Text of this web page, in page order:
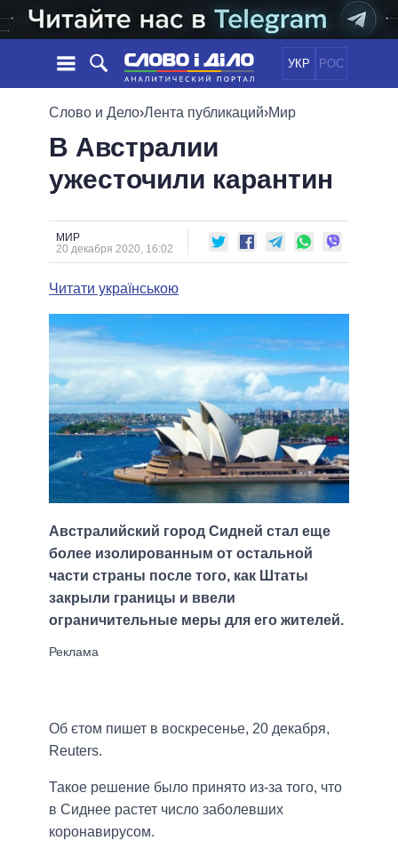
УКР РОС
НОВОСТИ
ЛЕНТА
СОБЫТИЯ
МНЕНИЯ
ОБЗОРЫ
ДАЙДЖЕСТЫ
ПОЛИТИКА
ЭКОНОМИКА
ОБЕЩАНИЯ
ПОЛИТИКИ
ВСЕ ПОЛИТИКИ
ПРЕЗИДЕНТ И ОФИС
ВЕРХОВНАЯ РАДА
ГЛАВЫ ОБЛАДМИНИСТРАЦИЙ
МЭРЫ
ВСЕ ПЕРСОНЫ
ИНФОГРАФИКА
ВИДЕО
СРАВНЕНИЕ ПОЛИТИКОВ
Слово и Дело›Лента публикаций›Мир
В Австралии
ужесточили карантин
МИР
20 декабря 2020, 16:02
Читати українською
Австралийский город Сидней стал еще
более изолированным от остальной
части страны после того, как Штаты
закрыли границы и ввели
ограничительные меры для его жителей.
Об єтом пишет в воскресенье, 20 декабря,
Reuters.
Такое решение было принято из-за того, что
в Сиднее растет число заболевших
коронавирусом.